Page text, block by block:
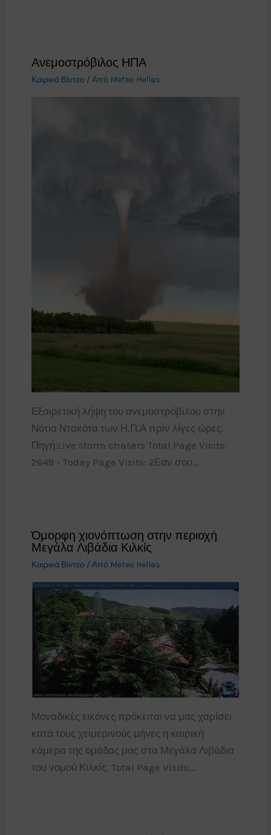
Ανεμοστρόβιλος ΗΠΑ
Καιρικά Βίντεο / Από Meteo Hellas
Εξαιρετική λήψη του ανεμοστρόβιλου στην
Νότια Ντακότα των Η.Π.Α πριν λίγες ώρες.
Πηγή:Live storm chasers Total Page Visits:
2649 - Today Page Visits: 2Εαν σου…
Όμορφη χιονόπτωση στην περιοχή
Μεγάλα Λιβάδια Κιλκίς
Καιρικά Βίντεο / Από Meteo Hellas
Μοναδικές εικόνες πρόκειται να μας χαρίσει
κατά τους χειμερινούς μήνες η καιρική
κάμερα της ομάδας μας στα Μεγάλα Λιβάδια
του νομού Κιλκίς. Total Page Visits:…